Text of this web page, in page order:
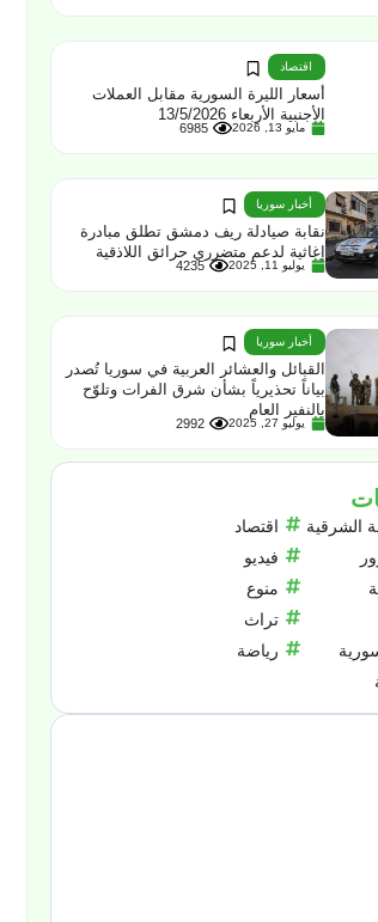
اقتصاد
أسعار الليرة السورية مقابل العملات
الأجنبية الأربعاء 13/5/2026
مايو 13, 2026 6985
أخبار سوريا
نقابة صيادلة ريف دمشق تطلق مبادرة
إغاثية لدعم متضرري حرائق اللاذقية
يوليو 11, 2025 4235
أخبار سوريا
القبائل والعشائر العربية في سوريا تُصدر
بياناً تحذيرياً بشأن شرق الفرات وتلوّح
بالنفير العام
يوليو 27, 2025 2992
الشرقية
اقتصاد
فيديو
منوع
تراث
رياضة